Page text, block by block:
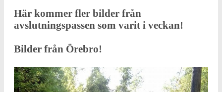
Här kommer fler bilder från
avslutningspassen som varit i veckan!
Bilder från Örebro!